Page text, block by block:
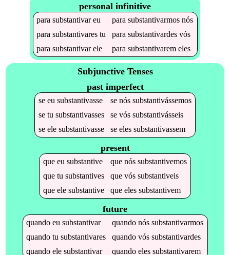
personal infinitive
parasubstantivareu parasubstantivarmos nós
parasubstantivares tu parasubstantivardes vós
parasubstantivarele parasubstantivarem eles
Subjunctive Tenses
past imperfect
se eu substantivasse se nós substantivássemos
se tu substantivasses se vós substantivásseis
se ele substantivasse se eles substantivassem
present
que eu substantive que nós substantivemos
que tu substantives que vós substantiveis
que ele substantive que eles substantivem
future
quandoeusubstantivar quandonóssubstantivarmos
quandotusubstantivares quandovóssubstantivardes
quandoelesubstantivar quandoelessubstantivarem